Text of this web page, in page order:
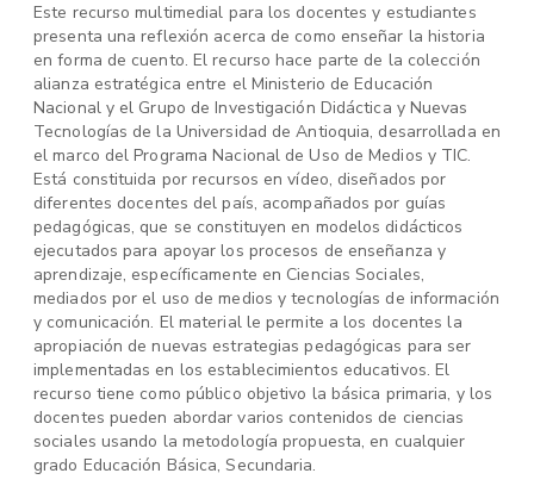
Este recurso multimedial para los docentes y estudiantes
presenta una reflexión acerca de como enseñar la historia
en forma de cuento. El recurso hace parte de la colección
alianza estratégica entre el Ministerio de Educación
Nacional y el Grupo de Investigación Didáctica y Nuevas
Tecnologías de la Universidad de Antioquia, desarrollada en
el marco del Programa Nacional de Uso de Medios y TIC.
Está constituida por recursos en vídeo, diseñados por
diferentes docentes del país, acompañados por guías
pedagógicas, que se constituyen en modelos didácticos
ejecutados para apoyar los procesos de enseñanza y
aprendizaje, específicamente en Ciencias Sociales,
mediados por el uso de medios y tecnologías de información
y comunicación. El material le permite a los docentes la
apropiación de nuevas estrategias pedagógicas para ser
implementadas en los establecimientos educativos. El
recurso tiene como público objetivo la básica primaria, y los
docentes pueden abordar varios contenidos de ciencias
sociales usando la metodología propuesta, en cualquier
grado Educación Básica, Secundaria.